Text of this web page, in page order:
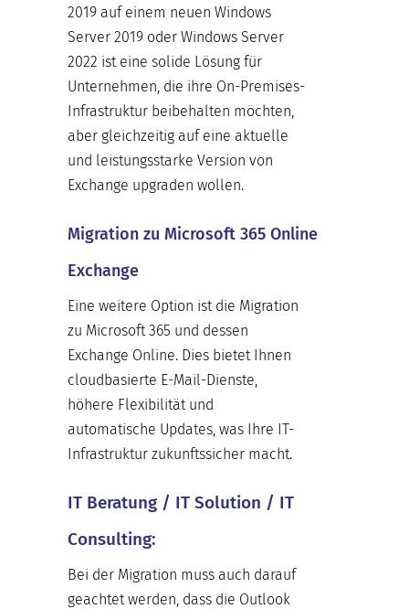
2019 auf einem neuen Windows
Server 2019 oder Windows Server
2022 ist eine solide Lösung für
Unternehmen, die ihre On-Premises-
Infrastruktur beibehalten möchten,
aber gleichzeitig auf eine aktuelle
und leistungsstarke Version von
Exchange upgraden wollen.
Migration zu Microsoft 365 Online
Exchange
Eine weitere Option ist die Migration
zu Microsoft 365 und dessen
Exchange Online. Dies bietet Ihnen
cloudbasierte E-Mail-Dienste,
höhere Flexibilität und
automatische Updates, was Ihre IT-
Infrastruktur zukunftssicher macht.
IT Beratung / IT Solution / IT
Consulting:
Bei der Migration muss auch darauf
geachtet werden, dass die Outlook